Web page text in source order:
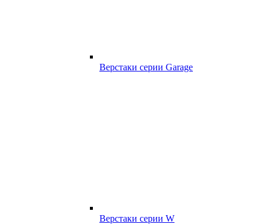
Верстаки серии Garage
Верстаки серии W